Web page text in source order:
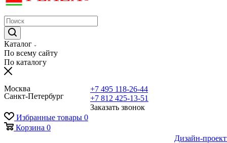
Каталог
По всему сайту
По каталогу
Москва
Санкт-Петербург
+7 495 118-26-44
+7 812 425-13-51
Заказать звонок
Избранные товары 0
Корзина 0
Дизайн-